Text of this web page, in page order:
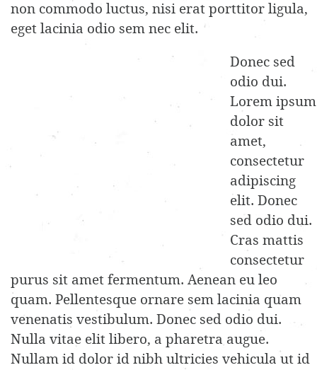
non commodo luctus, nisi erat porttitor ligula,
eget lacinia odio sem nec elit.
Donec sed
odio dui.
Lorem ipsum
dolor sit
amet,
consectetur
adipiscing
elit. Donec
sed odio dui.
Cras mattis
consectetur
purus sit amet fermentum. Aenean eu leo
quam. Pellentesque ornare sem lacinia quam
venenatis vestibulum. Donec sed odio dui.
Nulla vitae elit libero, a pharetra augue.
Nullam id dolor id nibh ultricies vehicula ut id